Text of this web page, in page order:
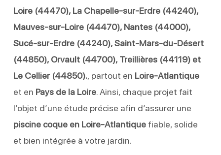
Loire (44470), La Chapelle-sur-Erdre (44240),
Mauves-sur-Loire (44470), Nantes (44000),
Sucé-sur-Erdre (44240), Saint-Mars-du-Désert
(44850), Orvault (44700), Treillières (44119) et
Le Cellier (44850)., partout en Loire-Atlantique
et en Pays de la Loire. Ainsi, chaque projet fait
l’objet d’une étude précise afin d’assurer une
piscine coque en Loire-Atlantiquefiable, solide
et bien intégrée à votre jardin.